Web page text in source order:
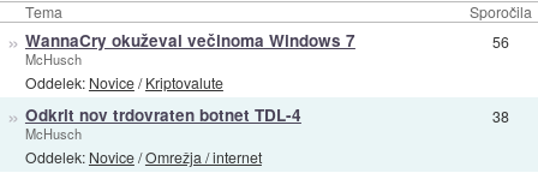
Tema Sporočila
» WannaCry okuževal večinoma Windows 7
McHusch
Oddelek: Novice/Kriptovalute
56
» Odkrit nov trdovraten botnet TDL-4
McHusch
Oddelek: Novice/Omrežja / internet
38